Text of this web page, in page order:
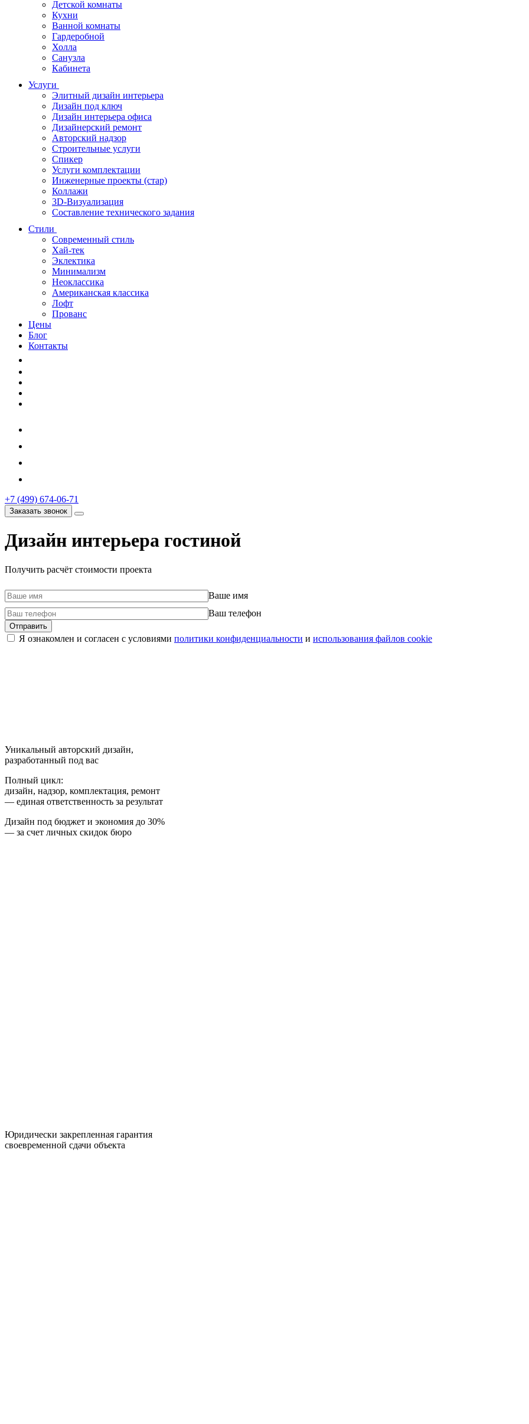
Детской комнаты
Кухни
Ванной комнаты
Гардеробной
Холла
Санузла
Кабинета
Услуги
Элитный дизайн интерьера
Дизайн под ключ
Дизайн интерьера офиса
Дизайнерский ремонт
Авторский надзор
Строительные услуги
Спикер
Услуги комплектации
Инженерные проекты (стар)
Коллажи
3D-Визуализация
Составление технического задания
Стили
Современный стиль
Хай-тек
Эклектика
Минимализм
Неоклассика
Американская классика
Лофт
Прованс
Цены
Блог
Контакты
+7 (499) 674-06-71
Заказать звонок
Дизайн интерьера гостиной
Получить расчёт стоимости проекта
Ваше имя
Ваш телефон
Я ознакомлен и согласен с условиями политики конфиденциальности и использования файлов cookie
Уникальный авторский дизайн,
разработанный под вас
Полный цикл:
дизайн, надзор, комплектация, ремонт
— единая ответственность за результат
Дизайн под бюджет и экономия до 30%
— за счет личных скидок бюро
Юридически закрепленная гарантия
своевременной сдачи объекта